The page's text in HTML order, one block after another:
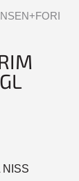
NISS